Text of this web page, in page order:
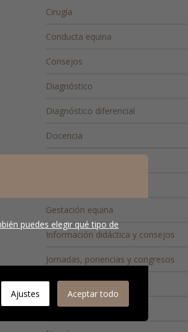
Cirugía
Conducta equina
Consejos
Diagnóstico
Diagnóstico diferencial
Docencia
Gestación equina
Información didáctica y consejos
Jornadas, ponencias y congresos
Medicina deportiva
Medicina interna
puedes elegir qué tipo de
Ajustes Aceptar todo